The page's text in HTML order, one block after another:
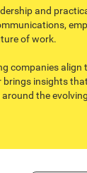
and
of work.
companies align
brings insights
the